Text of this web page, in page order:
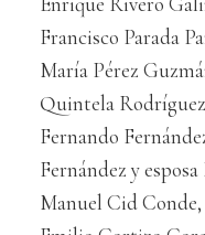
Francisco Parada
María Pérez
Quintela
Fernando
Fernández y
Manuel Cid